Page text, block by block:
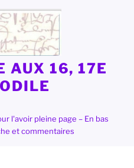
AUX 16, 17E
l'avoir pleine page – En bas
et commentaires